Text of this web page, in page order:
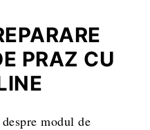
PRAZ CU
modul de